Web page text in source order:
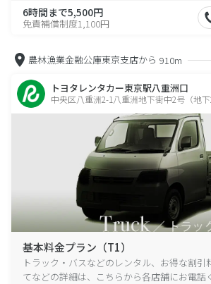
6時間まで5,500円
免責補償制度1,100円
農林漁業金融公庫東京支店から 910m
トヨタレンタカー東京駅八重洲口
中央区八重洲2-1八重洲地下街中2号（地下
基本料金プラン（T1）
トラック・バスなどのレンタル、お得な割引
てなどの詳細は、こちらから各店舗にお電話